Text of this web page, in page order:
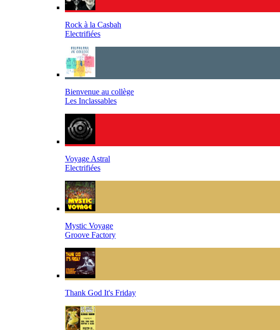
Rock à la Casbah
Electrifiées
Bienvenue au collège
Les Inclassables
Voyage Astral
Electrifiées
Mystic Voyage
Groove Factory
Thank God It's Friday